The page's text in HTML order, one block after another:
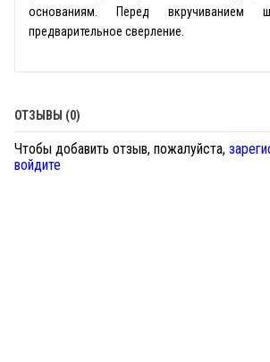
основаниям. Перед вкручиванием
предварительное сверление.
ОТЗЫВЫ (0)
Чтобы добавить отзыв, пожалуйста,
войдите